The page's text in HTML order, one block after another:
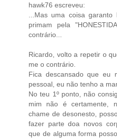
hawk76 escreveu:
...Mas uma coisa
primam pela
contrário...
Ricardo, volto a repetir o
me o contrário.
Fica descansado que eu
pessoal, eu não tenho a
No teu 1º ponto, não
mim não é certamente,
chame de desonesto,
fazer parte doa novos
que de alguma forma